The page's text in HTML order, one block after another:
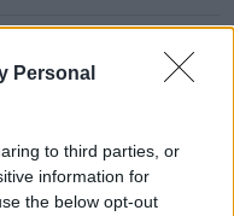
Personal
to third parties, or
information for
the below opt-out
Volta Mantovana
Volta Mantovana